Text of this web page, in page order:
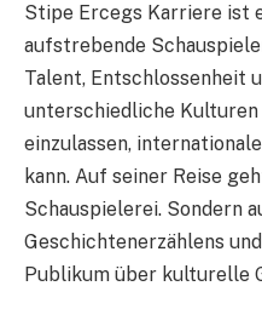
Stipe Ercegs Karriere ist
aufstrebende
Talent, Entschlossenheit
unterschiedliche
einzulassen,
kann. Auf seiner Reise
Schauspielerei. Sondern
Geschichtenerzählens
Publikum über kulturelle